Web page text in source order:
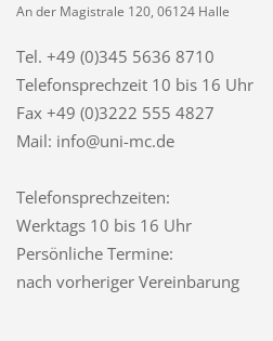
An der Magistrale 120, 06124 Halle
Tel. +49 (0)345 5636 8710
Telefonsprechzeit 10 bis 16 Uhr
Fax +49 (0)3222 555 4827
Mail: info@uni-mc.de
Telefonsprechzeiten:
Werktags 10 bis 16 Uhr
Persönliche Termine:
nach vorheriger Vereinbarung